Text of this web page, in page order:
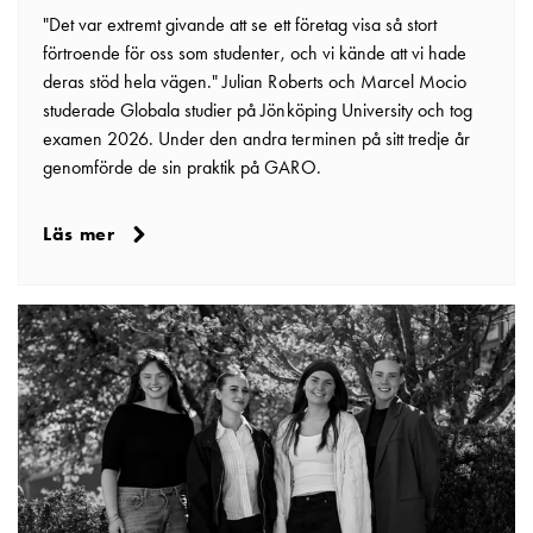
bostadsrättsförening
destinationsladdning?
Ladda
tänka
på
inför
installation
laddbox
hemma
Elbilen
"Det var extremt givande att se ett företag visa så stort
förtroende för oss som studenter, och vi kände att vi hade
deras stöd hela vägen." Julian Roberts och Marcel Mocio
studerade Globala studier på Jönköping University och tog
examen 2026. Under den andra terminen på sitt tredje år
genomförde de sin praktik på GARO.
Läs mer